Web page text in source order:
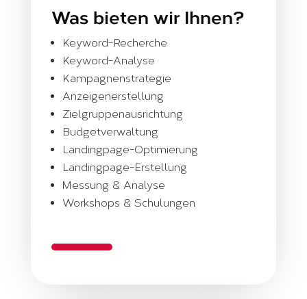
Was bieten wir Ihnen?
Keyword-Recherche
Keyword-Analyse
Kampagnenstrategie
Anzeigenerstellung
Zielgruppenausrichtung
Budgetverwaltung
Landingpage-Optimierung
Landingpage-Erstellung
Messung & Analyse
Workshops & Schulungen